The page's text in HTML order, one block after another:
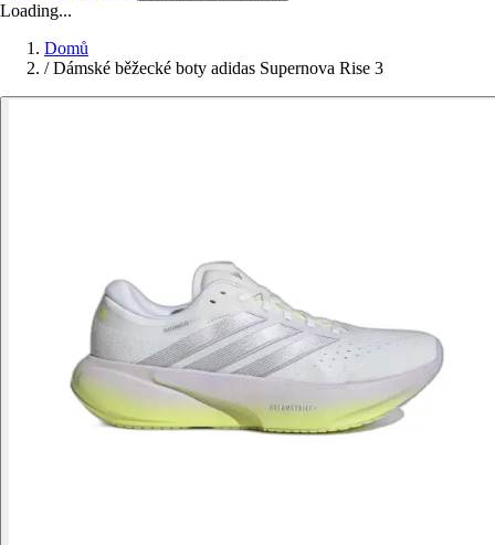
Loading...
Domů
/ Dámské běžecké boty adidas Supernova Rise 3